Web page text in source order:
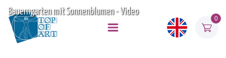
0
Bauerngarten mit Sonnenblumen - Video